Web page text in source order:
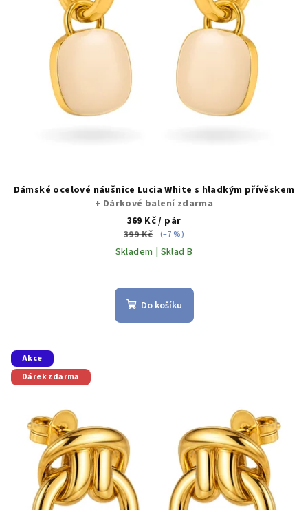
Dámské ocelové náušnice Lucia White s hladkým přívěskem
+ Dárkové balení zdarma
369 Kč/ pár
399 Kč
(–7 %)
Skladem | Sklad B
Do košíku
Akce
Dárek zdarma